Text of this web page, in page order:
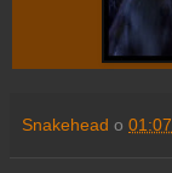
Snakehead o 01:07